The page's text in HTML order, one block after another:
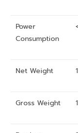
Power
Consumption
Net Weight
Gross Weight